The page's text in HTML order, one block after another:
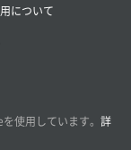
について
使用しています。 詳